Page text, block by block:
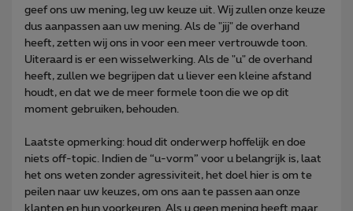
geef ons uw mening, leg uw keuze uit. Wij zullen onze keuze
dus aanpassen aan uw mening. Als de "jij" de overhand
heeft, zetten wij ons in voor een meer vertrouwde toon.
Uiteraard is er een wisselwerking. Als de "u" de overhand
heeft, zullen we begrijpen dat u liever een kleine afstand
houdt, en dat we de meer formele toon die we op dit
moment gebruiken, behouden.
Laatste opmerking: houd dit onderwerp hoffelijk en doe
niets off-topic. Indien de “u-vorm” voor u belangrijk is, laat
het ons weten zonder agressiviteit, het doel hier is om te
peilen naar uw keuzes, om ons aan te passen aan onze
klanten en hun voorkeuren. Als u geen mening heeft maar